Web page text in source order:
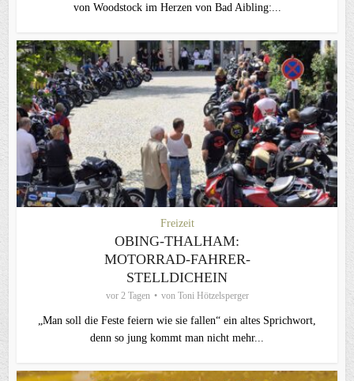
von Woodstock im Herzen von Bad Aibling:...
Freizeit
OBING-THALHAM:
MOTORRAD-FAHRER-
STELLDICHEIN
vor 2 Tagen von Toni Hötzelsperger
„Man soll die Feste feiern wie sie fallen“ ein altes Sprichwort,
denn so jung kommt man nicht mehr...